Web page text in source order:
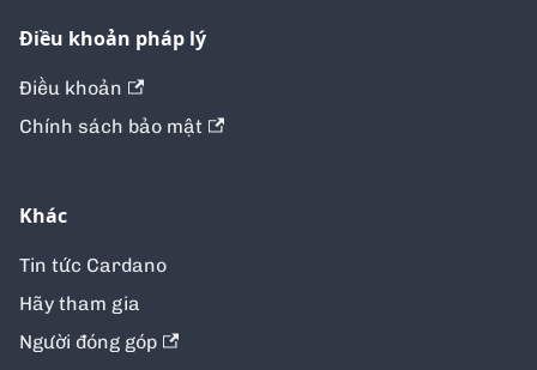
Điều khoản pháp lý
Điều khoản
Chính sách bảo mật
Khác
Tin tức Cardano
Hãy tham gia
Người đóng góp